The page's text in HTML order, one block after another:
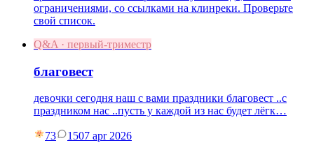
ограничениями, со ссылками на клинреки. Проверьте
свой список.
Q&A · первый-триместр
благовест
девочки сегодня наш с вами праздники благовест ..с
праздником нас ..пусть у каждой из нас будет лёгк…
73 1507 apr 2026